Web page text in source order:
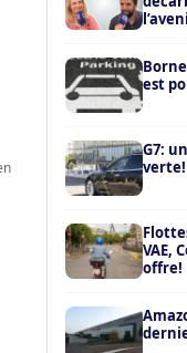
est
G7:
verte!
VAE,
offre!